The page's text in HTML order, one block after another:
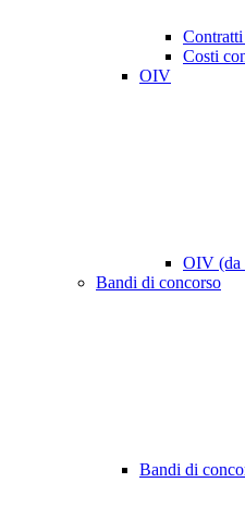
Costi
OIV
OIV (da
Bandi di concorso
Bandi di